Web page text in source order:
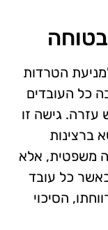
הטרדות
כל העובדים
עזרה. גישה זו
ברצינות
משפטית, אלא
כאשר כל עובד
הסיכוי